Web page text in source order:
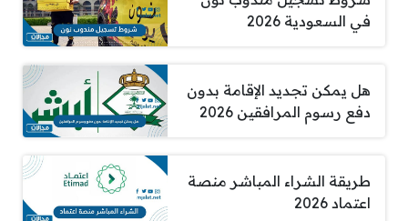
في السعودية 2026
هل يمكن تجديد الإقامة بدون
دفع رسوم المرافقين 2026
طريقة الشراء المباشر منصة
اعتماد 2026